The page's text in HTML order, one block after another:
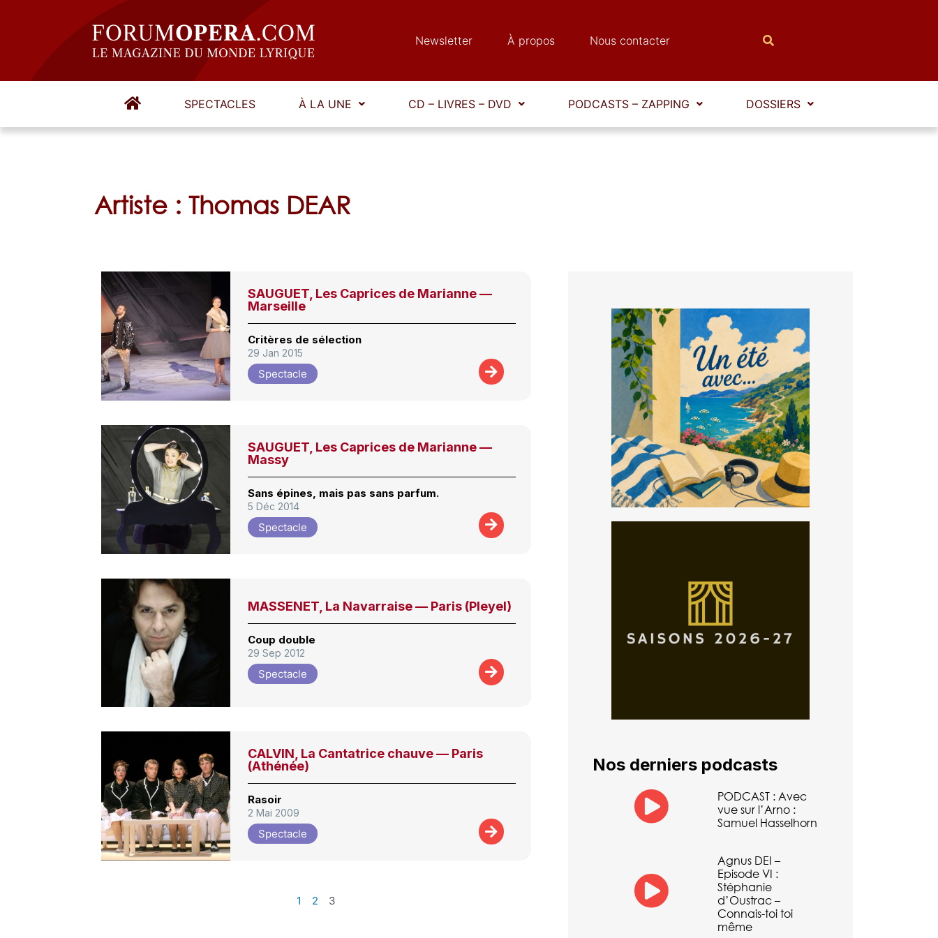
Newsletter À propos Nous contacter
SPECTACLES À LA UNE CD – LIVRES – DVD PODCASTS – ZAPPING DOSSIERS
Artiste : Thomas DEAR
SAUGUET, Les Caprices de Marianne —
Marseille
Critères de sélection
29 Jan 2015
Spectacle
SAUGUET, Les Caprices de Marianne —
Massy
Sans épines, mais pas sans parfum.
5 Déc 2014
Spectacle
MASSENET, La Navarraise — Paris (Pleyel)
Coup double
29 Sep 2012
Spectacle
CALVIN, La Cantatrice chauve — Paris
(Athénée)
Rasoir
2 Mai 2009
Spectacle
1 2 3
Nos derniers podcasts
PODCAST : Avec
vue sur l’Arno :
Samuel Hasselhorn
Agnus DEI –
Episode VI :
Stéphanie
d’Oustrac –
Connais-toi toi
même